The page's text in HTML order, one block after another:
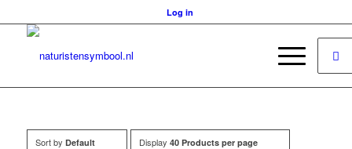
Log in
Sort by Default Display 40 Products per page